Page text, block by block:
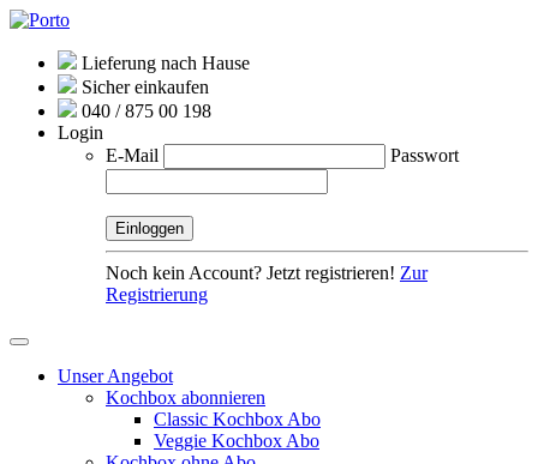
Lieferung nach Hause
Sicher einkaufen
040 / 875 00 198
Login
E-Mail
Passwort
Noch kein Account? Jetzt registrieren! Zur
Registrierung
Unser Angebot
Kochbox abonnieren
Classic Kochbox Abo
Veggie Kochbox Abo